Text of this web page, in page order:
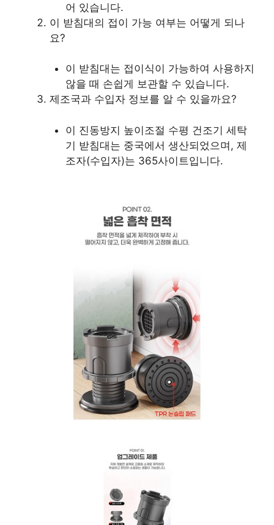
어 있습니다.
이 받침대의 접이 가능 여부는 어떻게 되나
요?
이 받침대는 접이식이 가능하여 사용하지
않을 때 손쉽게 보관할 수 있습니다.
제조국과 수입자 정보를 알 수 있을까요?
이 진동방지 높이조절 수평 건조기 세탁
기 받침대는 중국에서 생산되었으며, 제
조자(수입자)는 365사이트입니다.